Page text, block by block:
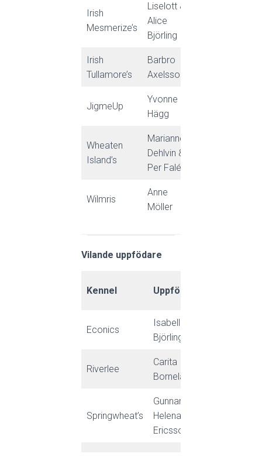
Irish
Mesmerize’s
Liselott &
Alice
Björling
Irish
Tullamore’s
Barbro
Axelsson
JigmeUp
Yvonne
Hägg
Wheaten
Island’s
Marianne
Dehlvin &
Per Faléus
Wilmris
Anne
Möller
Vilande uppfödare
Kennel Uppfödare
Econics
Isabella
Björling
Riverlee
Carita
Borneland
Springwheat’s
Gunnar &
Helena
Ericsson